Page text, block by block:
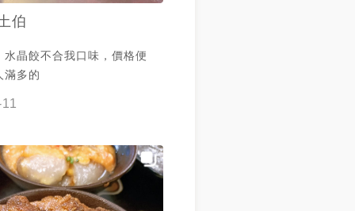
伯
水晶餃不合我口味，價格便
滿多的